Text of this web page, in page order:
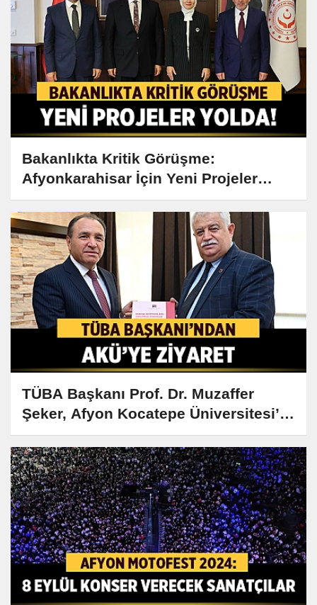
Bakanlıkta Kritik Görüşme:
Afyonkarahisar İçin Yeni Projeler
Yolda!
TÜBA Başkanı Prof. Dr. Muzaffer
Şeker, Afyon Kocatepe Üniversitesi’ni
Ziyaret Etti